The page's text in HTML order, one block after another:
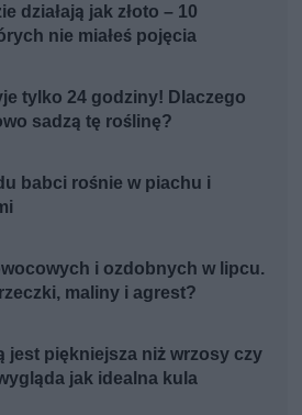
działają jak złoto – 10
nie miałeś pojęcia
tylko 24 godziny! Dlaczego
sadzą tę roślinę?
babci rośnie w piachu i
i ozdobnych w lipcu.
maliny i agrest?
jest piękniejsza niż wrzosy czy
jak idealna kula